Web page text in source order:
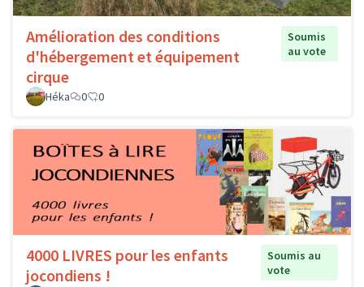
Amélioration des conditions
d'hébergement et équipement
cirque
Soumis
au vote
Héka 0 0
4000 LIVRES pour les enfants
jocondiens !
Soumis au
vote